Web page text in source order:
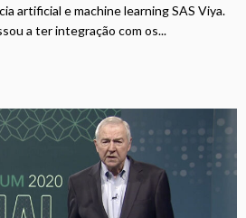
artificial e machine learning SAS Viya.
a ter integração com os...